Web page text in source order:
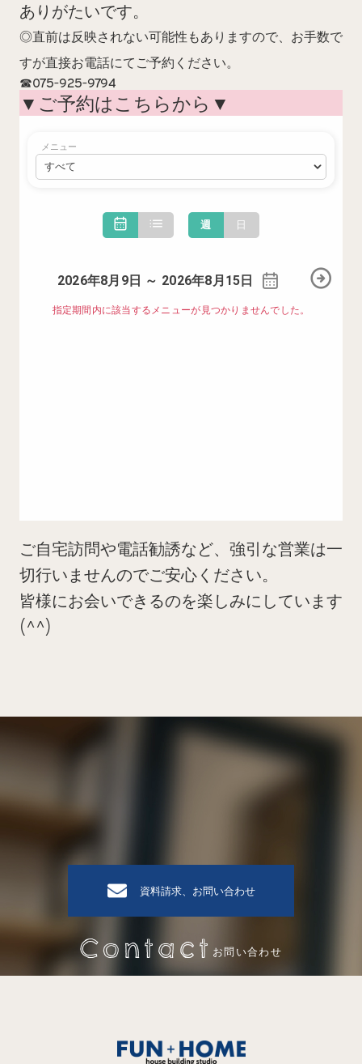
ありがたいです。
◎直前は反映されない可能性もありますので、お手数で
すが直接お電話にてご予約ください。
☎075-925-9794
▼ご予約はこちらから▼
ご自宅訪問や電話勧誘など、強引な営業は一
切行いませんのでご安心ください。
皆様にお会いできるのを楽しみにしています
(^^)
Contact お問い合わせ
資料請求、お問い合わせ